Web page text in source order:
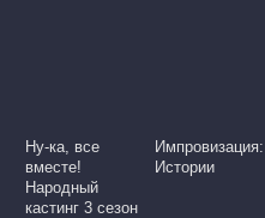
Ну-ка, все
вместе!
Народный
кастинг 3 сезон
Импровизация:
Истории